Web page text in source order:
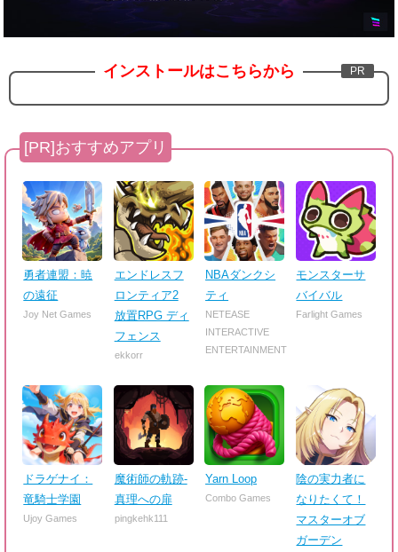
インストールはこちらから
勇者連盟：暁
の遠征
Joy Net Games
エンドレスフ
ロンティア2
放置RPG ディ
フェンス
ekkorr
NBAダンクシ
ティ
NETEASE
INTERACTIVE
ENTERTAINMENT
モンスターサ
バイバル
Farlight Games
ドラゲナイ：
竜騎士学園
Ujoy Games
魔術師の軌跡-
真理への扉
pingkehk111
Yarn Loop
Combo Games
陰の実力者に
なりたくて！
マスターオブ
ガーデン